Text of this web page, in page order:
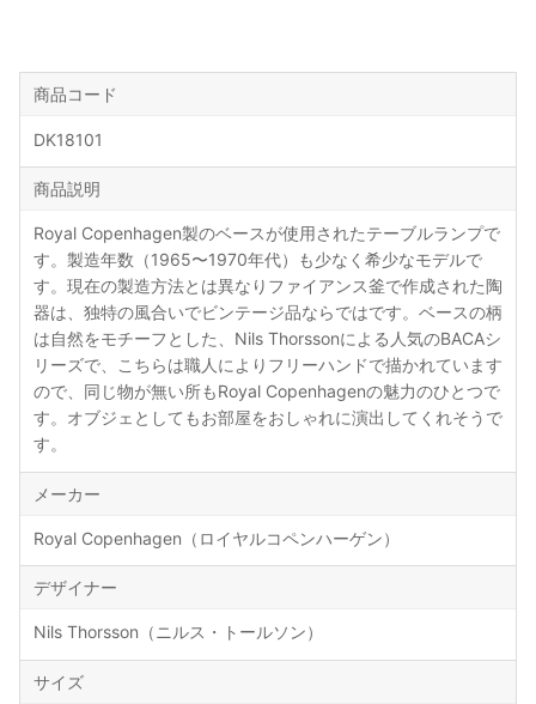
商品コード
DK18101
商品説明
Royal Copenhagen製のベースが使用されたテーブルランプで
す。製造年数（1965〜1970年代）も少なく希少なモデルで
す。現在の製造方法とは異なりファイアンス釜で作成された陶
器は、独特の風合いでビンテージ品ならではです。ベースの柄
は自然をモチーフとした、Nils Thorssonによる人気のBACAシ
リーズで、こちらは職人によりフリーハンドで描かれています
ので、同じ物が無い所もRoyal Copenhagenの魅力のひとつで
す。オブジェとしてもお部屋をおしゃれに演出してくれそうで
す。
メーカー
Royal Copenhagen（ロイヤルコペンハーゲン）
デザイナー
Nils Thorsson（ニルス・トールソン）
サイズ